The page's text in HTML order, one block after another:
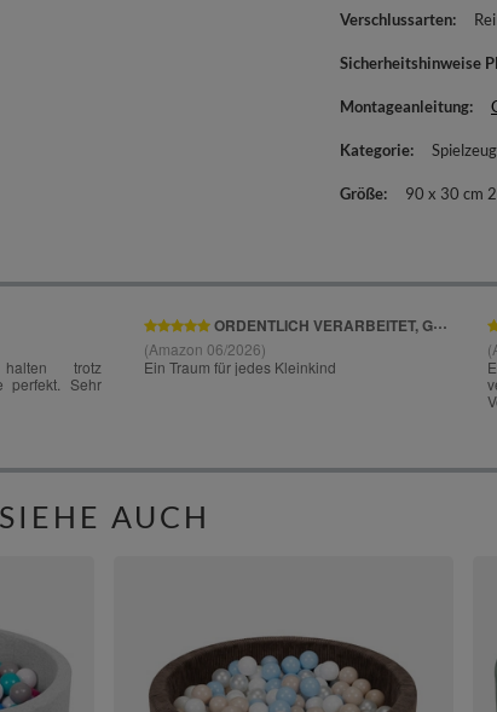
Verschlussarten
Sicherheitshinweise
Montageanleitung
Kategorie
Größe 90 x 30 cm
SIEHE AUCH